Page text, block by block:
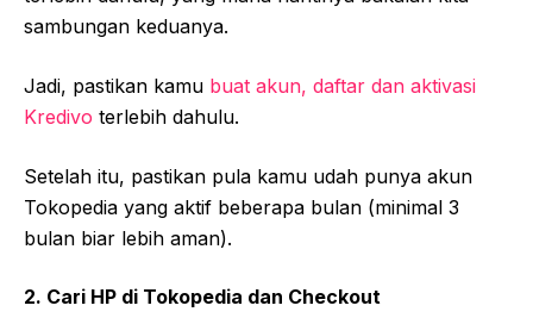
sambungan keduanya.
Jadi, pastikan kamu buat akun, daftar dan aktivasi
Kredivo terlebih dahulu.
Setelah itu, pastikan pula kamu udah punya akun
Tokopedia yang aktif beberapa bulan (minimal 3
bulan biar lebih aman).
2. Cari HP di Tokopedia dan Checkout